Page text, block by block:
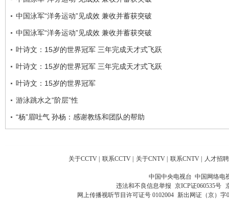
中国泳军“洋务运动”见成效 兼收并蓄获突破
中国泳军“洋务运动”见成效 兼收并蓄获突破
叶诗文：15岁的世界冠军 三年完成天才式飞跃
叶诗文：15岁的世界冠军 三年完成天才式飞跃
叶诗文：15岁的世界冠军
游泳跳水之“阶层”性
“杨”眉吐气 孙杨：感谢教练和团队的帮助
关于CCTV | 联系CCTV | 关于CNTV | 联系CNTV | 人才招聘
中国中央电视台 中国网络电
违法和不良信息举报 京ICP证060535号
网上传播视听节目许可证号 0102004 新出网证（京）